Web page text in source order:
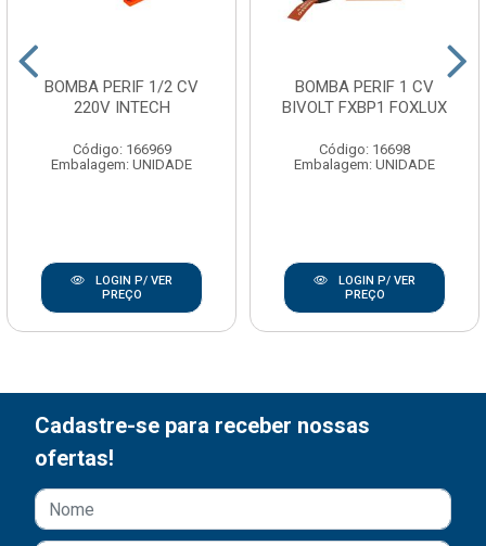
BOMBA PERIF 1/2 CV
220V INTECH
Código: 166969
Embalagem: UNIDADE
LOGIN P/ VER
PREÇO
BOMBA PERIF 1 CV
BIVOLT FXBP1 FOXLUX
Código: 16698
Embalagem: UNIDADE
LOGIN P/ VER
PREÇO
Cadastre-se para receber nossas
ofertas!